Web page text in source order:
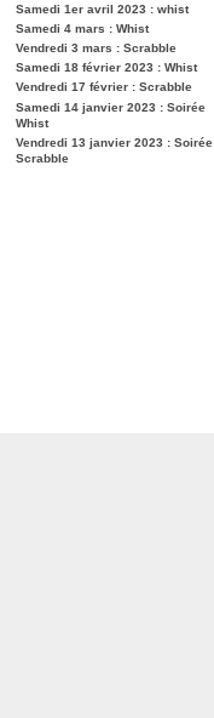
Samedi 1er avril 2023 : whist
Samedi 4 mars : Whist
Vendredi 3 mars : Scrabble
Samedi 18 février 2023 : Whist
Vendredi 17 février : Scrabble
Samedi 14 janvier 2023 : Soirée
Whist
Vendredi 13 janvier 2023 : Soirée
Scrabble